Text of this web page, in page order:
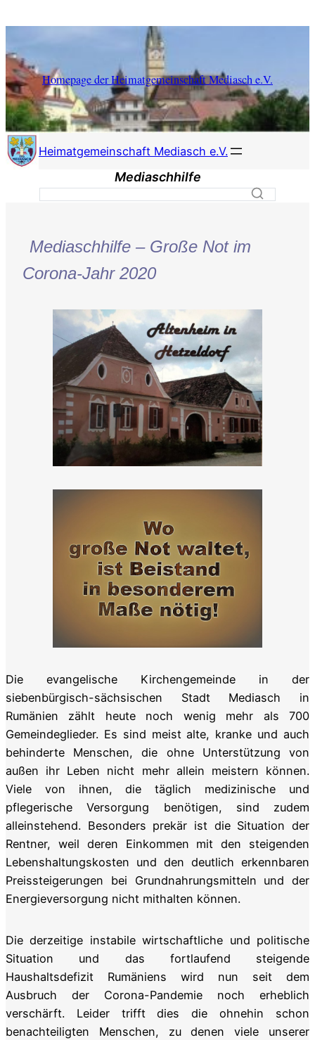
springen
Homepage der Heimatgemeinschaft Mediasch e.V.
Heimatgemeinschaft Mediasch e.V.
Mediaschhilfe
Mediaschhilfe – Große Not im
Corona-Jahr 2020
Die evangelische Kirchengemeinde in der
siebenbürgisch-sächsischen Stadt Mediasch in
Rumänien zählt heute noch wenig mehr als 700
Gemeindeglieder. Es sind meist alte, kranke und auch
behinderte Menschen, die ohne Unterstützung von
außen ihr Leben nicht mehr allein meistern können.
Viele von ihnen, die täglich medizinische und
pflegerische Versorgung benötigen, sind zudem
alleinstehend. Besonders prekär ist die Situation der
Rentner, weil deren Einkommen mit den steigenden
Lebenshaltungskosten und den deutlich erkennbaren
Preissteigerungen bei Grundnahrungsmitteln und der
Energieversorgung nicht mithalten können.
Die derzeitige instabile wirtschaftliche und politische
Situation und das fortlaufend steigende
Haushaltsdefizit Rumäniens wird nun seit dem
Ausbruch der Corona-Pandemie noch erheblich
verschärft. Leider trifft dies die ohnehin schon
benachteiligten Menschen, zu denen viele unserer